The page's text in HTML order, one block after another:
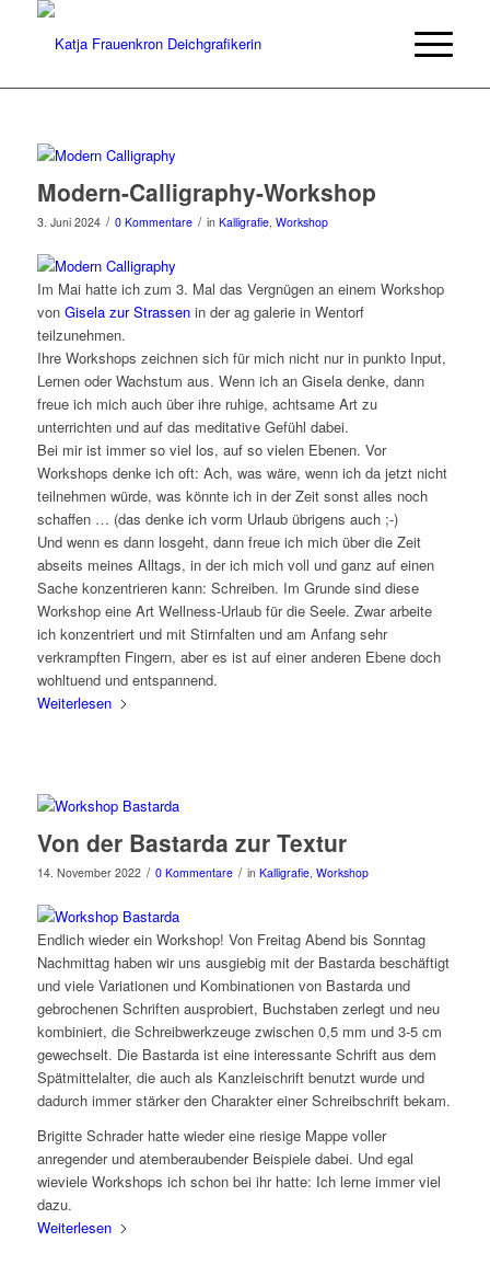
Modern-Calligraphy-Workshop
3. Juni 2024 / 0 Kommentare / in Kalligrafie, Workshop
Im Mai hatte ich zum 3. Mal das Vergnügen an einem Workshop
von Gisela zur Strassenin der ag galerie in Wentorf
teilzunehmen.
Ihre Workshops zeichnen sich für mich nicht nur in punkto Input,
Lernen oder Wachstum aus. Wenn ich an Gisela denke, dann
freue ich mich auch über ihre ruhige, achtsame Art zu
unterrichten und auf das meditative Gefühl dabei.
Bei mir ist immer so viel los, auf so vielen Ebenen. Vor
Workshops denke ich oft: Ach, was wäre, wenn ich da jetzt nicht
teilnehmen würde, was könnte ich in der Zeit sonst alles noch
schaffen … (das denke ich vorm Urlaub übrigens auch ;-)
Und wenn es dann losgeht, dann freue ich mich über die Zeit
abseits meines Alltags, in der ich mich voll und ganz auf einen
Sache konzentrieren kann: Schreiben. Im Grunde sind diese
Workshop eine Art Wellness-Urlaub für die Seele. Zwar arbeite
ich konzentriert und mit Stirnfalten und am Anfang sehr
verkrampften Fingern, aber es ist auf einer anderen Ebene doch
wohltuend und entspannend.
Weiterlesen
Von der Bastarda zur Textur
14. November 2022 / 0 Kommentare / in Kalligrafie, Workshop
Endlich wieder ein Workshop! Von Freitag Abend bis Sonntag
Nachmittag haben wir uns ausgiebig mit der Bastarda beschäftigt
und viele Variationen und Kombinationen von Bastarda und
gebrochenen Schriften ausprobiert, Buchstaben zerlegt und neu
kombiniert, die Schreibwerkzeuge zwischen 0,5 mm und 3-5 cm
gewechselt. Die Bastarda ist eine interessante Schrift aus dem
Spätmittelalter, die auch als Kanzleischrift benutzt wurde und
dadurch immer stärker den Charakter einer Schreibschrift bekam.
Brigitte Schrader hatte wieder eine riesige Mappe voller
anregender und atemberaubender Beispiele dabei. Und egal
wieviele Workshops ich schon bei ihr hatte: Ich lerne immer viel
dazu.
Weiterlesen